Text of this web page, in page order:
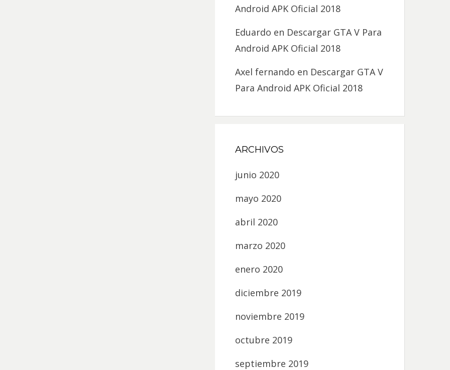
Android APK Oficial 2018
Eduardo en Descargar GTA V Para
Android APK Oficial 2018
Axel fernando en Descargar GTA V
Para Android APK Oficial 2018
ARCHIVOS
junio 2020
mayo 2020
abril 2020
marzo 2020
enero 2020
diciembre 2019
noviembre 2019
octubre 2019
septiembre 2019